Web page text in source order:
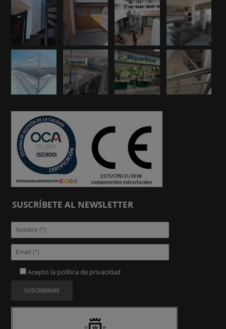
SUSCRÍBETE AL NEWSLETTER
Acepto la política de privacidad